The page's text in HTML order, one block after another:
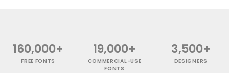
160,000+
FREE FONTS
19,000+
COMMERCIAL-USE
FONTS
3,500+
DESIGNERS